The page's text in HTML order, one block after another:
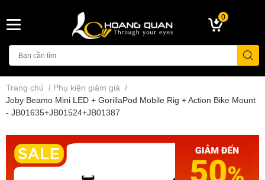
0
Trang chủ / Phụ kiện giảm giá /
Joby Beamo Mini LED + GorillaPod Mobile Rig + Action Bike Mount
- JB01635+JB01524+JB01387